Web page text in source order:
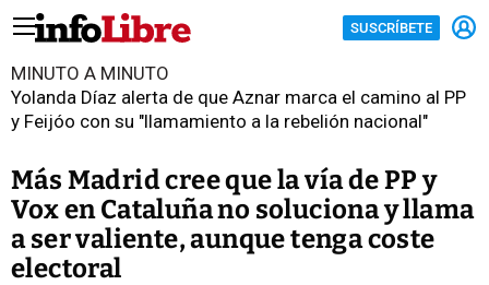
SUSCRÍBETE
MINUTO A MINUTO
Yolanda Díaz alerta de que Aznar marca el camino al PP
y Feijóo con su "llamamiento a la rebelión nacional"
Más Madrid cree que la vía de PP y
Vox en Cataluña no soluciona y llama
a ser valiente, aunque tenga coste
electoral